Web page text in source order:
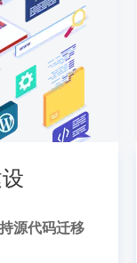
源代码迁移